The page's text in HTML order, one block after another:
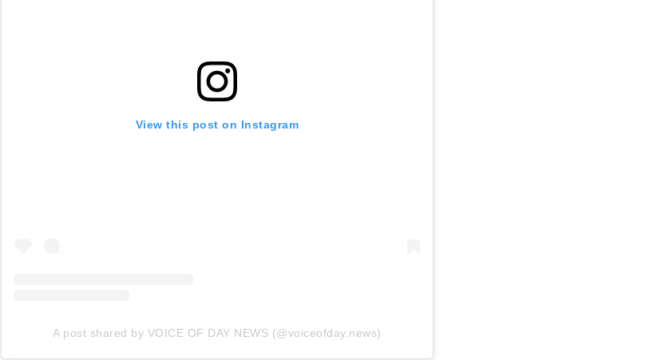
View this post on Instagram
A post shared by VOICE OF DAY NEWS (@voiceofday.news)